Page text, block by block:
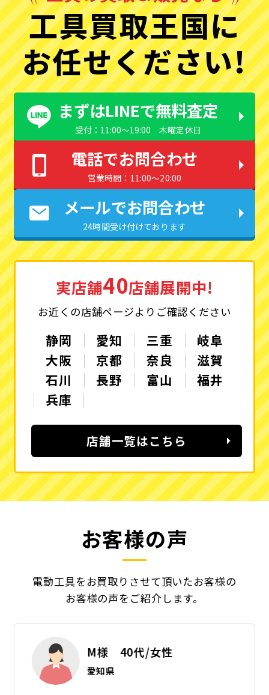
工具買取王国に
お任せください!
まずはLINEで無料査定
受付：11:00〜19:00 木曜定休日
電話でお問合わせ
営業時間：11:00〜20:00
メールでお問合わせ
24時間受け付けております
実店舗40店舗展開中!
お近くの店舗ページよりご確認ください
静岡 愛知 三重
岐阜
大阪
京都 奈良
滋賀
石川
長野 富山
福井
兵庫
店舗一覧はこちら
お客様の声
電動工具をお買取りさせて頂いたお客様の
お客様の声をご紹介します。
M様 40代/女性
愛知県